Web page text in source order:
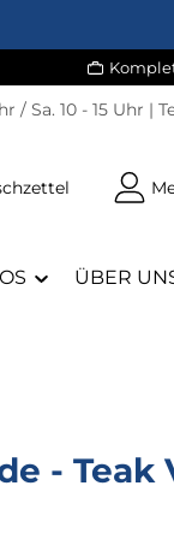
/ Sa. 10 - 15 Uhr |
Du hast 0
ÜBER
- Teak